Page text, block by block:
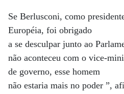
Se Berlusconi, como
Européia, foi obrigado
a se desculpar junto ao
não aconteceu com o vice-
de governo, esse homem
não estaria mais no poder ”,